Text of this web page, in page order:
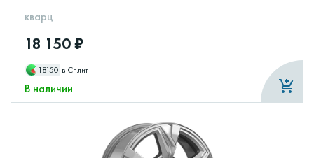
кварц
18 150 ₽
18150 в Сплит
В наличии